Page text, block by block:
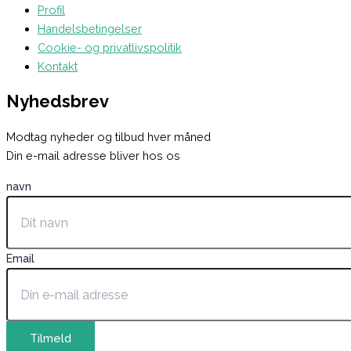
Profil
Handelsbetingelser
Cookie- og privatlivspolitik
Kontakt
Nyhedsbrev
Modtag nyheder og tilbud hver måned
Din e-mail adresse bliver hos os
navn
Email
Tilmeld